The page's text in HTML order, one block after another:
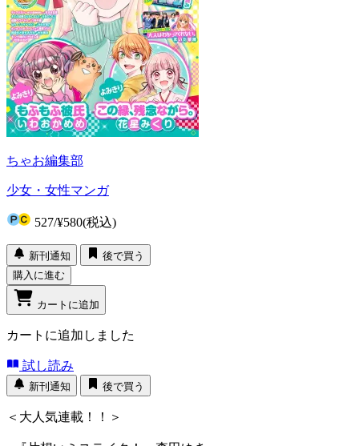
ちゃお編集部
少女・女性マンガ
527/¥580(税込)
新刊通知
後で買う
購入に進む
カートに追加
カートに追加しました
試し読み
新刊通知 後で買う
＜大人気連載！！＞